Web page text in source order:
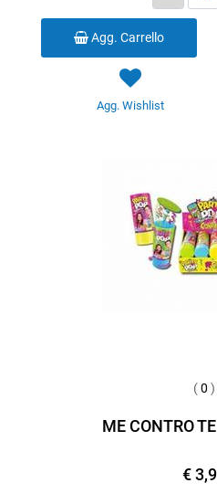
Agg. Carrello
Agg. Wishlist
(0 )
ME CONTRO
€